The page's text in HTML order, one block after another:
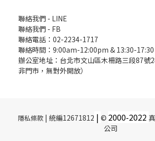
聯絡我們 - LINE
聯絡我們 - FB
聯絡電話：02-2234-1717
聯絡時間：9:00am-12:00pm & 13:30-17:30
辦公室地址：台北市文山區木柵路三段87號
非門市，無對外開放）
隱私條款| 統編12671812 | © 2000-2022
公司